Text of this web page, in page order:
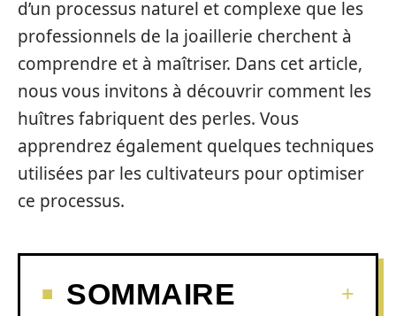
d’un processus naturel et complexe que les
professionnels de la joaillerie cherchent à
comprendre et à maîtriser. Dans cet article,
nous vous invitons à découvrir comment les
huîtres fabriquent des perles. Vous
apprendrez également quelques techniques
utilisées par les cultivateurs pour optimiser
ce processus.
SOMMAIRE